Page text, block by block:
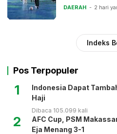
DAERAH 2 hari
Indeks
Pos Terpopuler
1
Indonesia Dapat
Haji
Dibaca 105.099 kali
2
AFC Cup, PSM
Eja Menang 3-1